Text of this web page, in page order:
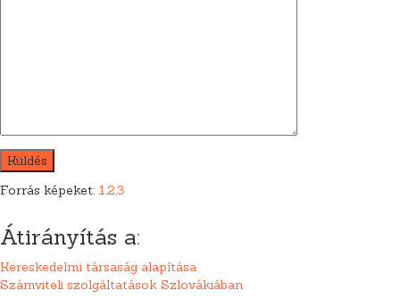
Forrás képeket: 1,2,3
Átirányítás a:
Kereskedelmi társaság alapítása
Számviteli szolgáltatások Szlovákiában